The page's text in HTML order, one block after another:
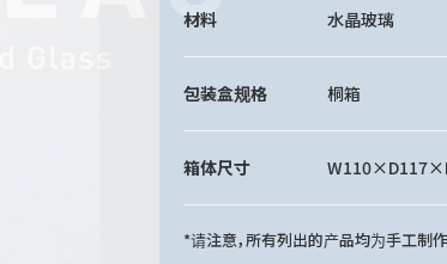
材料 水晶玻璃
包装盒规格 桐箱
箱体尺寸
*请注意，所有列出的产品均为手工制